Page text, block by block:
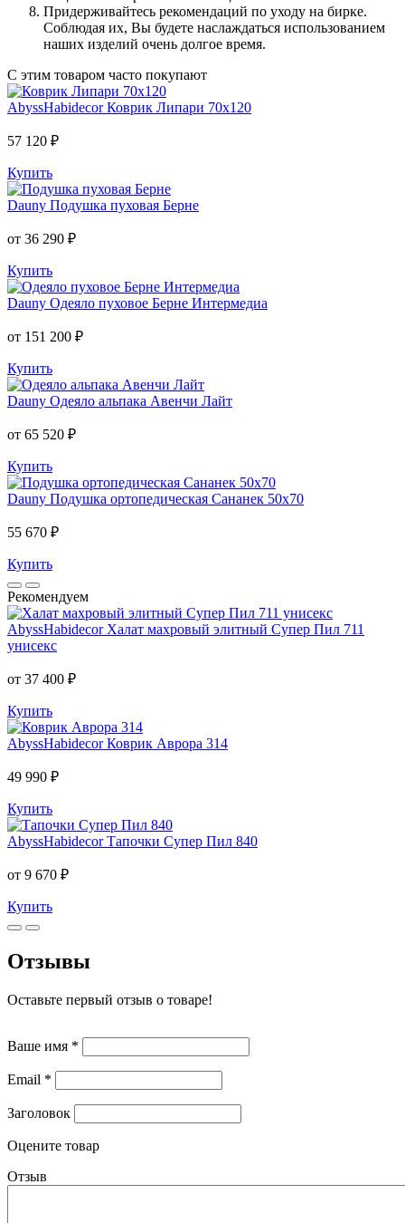
Придерживайтесь рекомендаций по уходу на бирке.
Соблюдая их, Вы будете наслаждаться использованием
наших изделий очень долгое время.
С этим товаром часто покупают
AbyssHabidecor Коврик Липари 70х120
57 120 ₽
Купить
Dauny Подушка пуховая Берне
от 36 290 ₽
Купить
Dauny Одеяло пуховое Берне Интермедиа
от 151 200 ₽
Купить
Dauny Одеяло альпака Авенчи Лайт
от 65 520 ₽
Купить
Dauny Подушка ортопедическая Сананек 50х70
55 670 ₽
Купить
Рекомендуем
AbyssHabidecor Халат махровый элитный Супер Пил 711
унисекс
от 37 400 ₽
Купить
AbyssHabidecor Коврик Аврора 314
49 990 ₽
Купить
AbyssHabidecor Тапочки Супер Пил 840
от 9 670 ₽
Купить
Отзывы
Оставьте первый отзыв о товаре!
Ваше имя *
Email *
Заголовок
Оцените товар
Отзыв